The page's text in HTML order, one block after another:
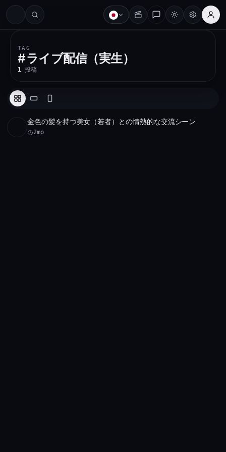
#
TAG
#ライブ配信（実生）
1 投稿
金色の髪を持つ美女（若者）との情熱的な交流シーン
2mo